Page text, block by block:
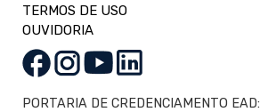
TERMOS DE USO
OUVIDORIA
PORTARIA DE CREDENCIAMENTO EAD: